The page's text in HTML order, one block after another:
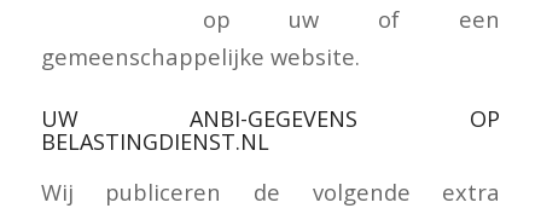
op uw of een
gemeenschappelijke website.
UW ANBI-GEGEVENS OP
BELASTINGDIENST.NL
Wij publiceren de volgende extra